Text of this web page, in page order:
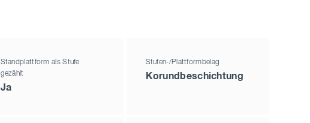
Standplattform als Stufe
gezählt
Ja
Stufen-/Plattformbelag
Korundbeschichtung